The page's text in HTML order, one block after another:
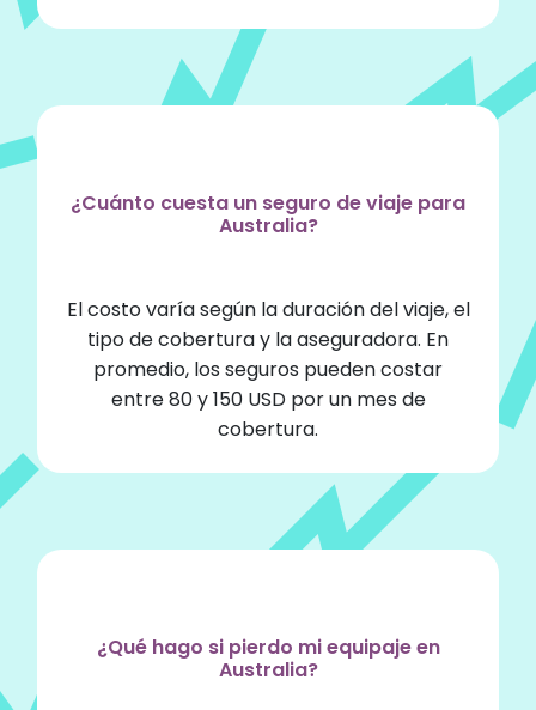
¿Cuánto cuesta un seguro de viaje para
Australia?
El costo varía según la duración del viaje, el
tipo de cobertura y la aseguradora. En
promedio, los seguros pueden costar
entre 80 y 150 USD por un mes de
cobertura.
¿Qué hago si pierdo mi equipaje en
Australia?